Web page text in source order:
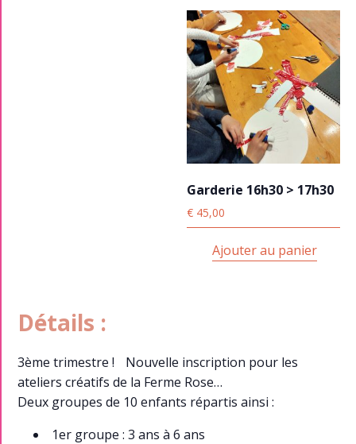
Garderie 16h30 > 17h30
€ 45,00
Ajouter au panier
Détails :
3ème trimestre ! Nouvelle inscription pour les
ateliers créatifs de la Ferme Rose…
Deux groupes de 10 enfants répartis ainsi :
1er groupe : 3 ans à 6 ans